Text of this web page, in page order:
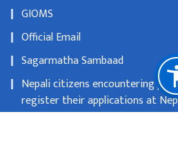
GIOMS
Official Email
Sagarmatha Sambaad
Nepali citizens encountering
register their applications at
consulates